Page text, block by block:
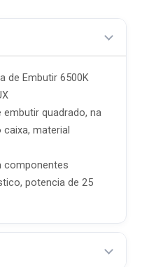
de Embutir 6500K
embutir quadrado, na
material
componentes
potencia de 25